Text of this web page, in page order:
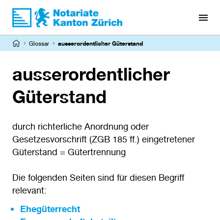
Direkt
zum
Pfadnavigation
Glossar ausserordentlicher Güterstand
ausserordentlicher
Güterstand
durch richterliche Anordnung oder
Gesetzesvorschrift (ZGB 185 ff.) eingetretener
Güterstand = Gütertrennung
Die folgenden Seiten sind für diesen Begriff
relevant:
Ehegüterrecht